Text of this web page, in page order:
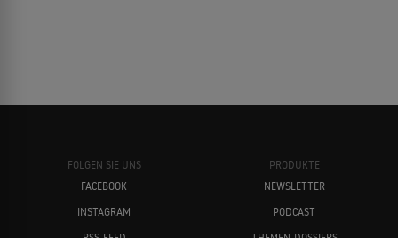
FOLGEN SIE UNS
FACEBOOK
INSTAGRAM
PRODUKTE
NEWSLETTER
PODCAST